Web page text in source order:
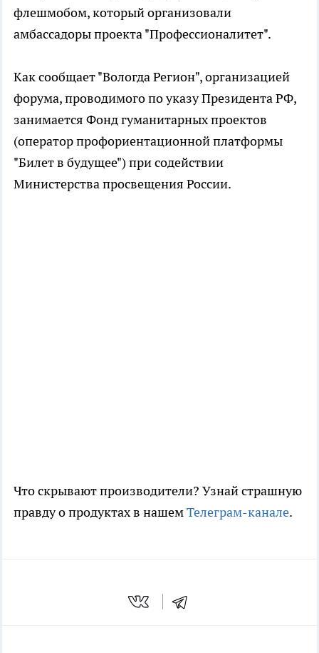
флешмобом, который организовали
амбассадоры проекта "Профессионалитет".
Как сообщает "Вологда Регион", организацией
форума, проводимого по указу Президента РФ,
занимается Фонд гуманитарных проектов
(оператор профориентационной платформы
"Билет в будущее") при содействии
Министерства просвещения России.
Что скрывают производители? Узнай страшную
правду о продуктах в нашемТелеграм-канале.